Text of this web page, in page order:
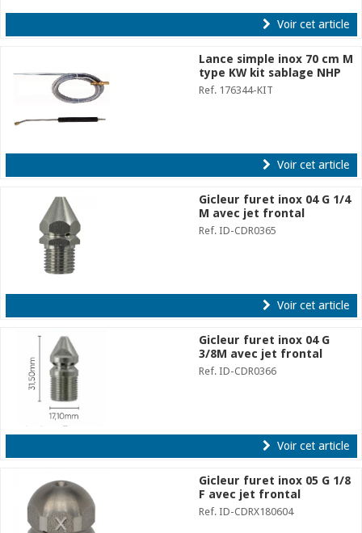
Voir cet article
Lance simple inox 70 cm M
type KW kit sablage NHP
Ref. 176344-KIT
Voir cet article
Gicleur furet inox 04 G 1/4
M avec jet frontal
Ref. ID-CDR0365
Voir cet article
Gicleur furet inox 04 G
3/8M avec jet frontal
Ref. ID-CDR0366
Voir cet article
Gicleur furet inox 05 G 1/8
F avec jet frontal
Ref. ID-CDRX180604